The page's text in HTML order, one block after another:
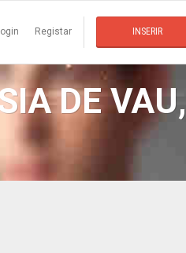
Registar INSERIR
DE VAU,